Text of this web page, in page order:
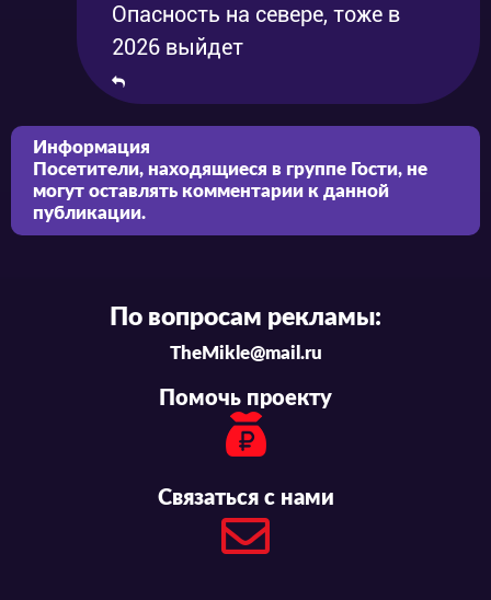
Опасность на севере, тоже в
2026 выйдет
Информация
Посетители, находящиеся в группе Гости, не
могут оставлять комментарии к данной
публикации.
По вопросам рекламы:
TheMikle@mail.ru
Помочь проекту
Связаться с нами